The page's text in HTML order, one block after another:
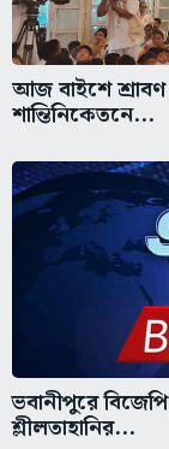
আজ বাইশে শ্রাবণ
শান্তিনিকেতনে...
ভবানীপুরে
শ্লীলতাহানির...